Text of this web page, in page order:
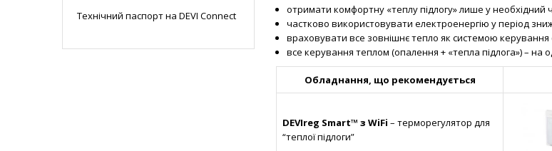
Технічний паспорт на DEVI Connect
отримати комфортну «теплу підлогу» лише у необхідний
частково використовувати електроенергію у період
враховувати все зовнішнє тепло як системою
все керування теплом (опалення + «тепла підлога») – на
Обладнання, що рекомендується
DEVIreg Smart™ з WiFi – терморегулятор для
“теплої підлоги”